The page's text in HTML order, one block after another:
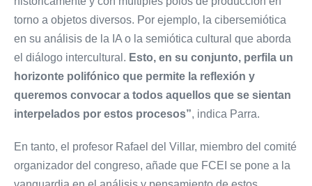
torno a objetos diversos. Por ejemplo, la cibersemiótica
en su análisis de la IA o la semiótica cultural que aborda
el diálogo intercultural. Esto, en su conjunto, perfila un
horizonte polifónico que permite la reflexión y
queremos convocar a todos aquellos que se sientan
interpelados por estos procesos”, indica Parra.
En tanto, el profesor Rafael del Villar, miembro del comité
organizador del congreso, añade que FCEI se pone a la